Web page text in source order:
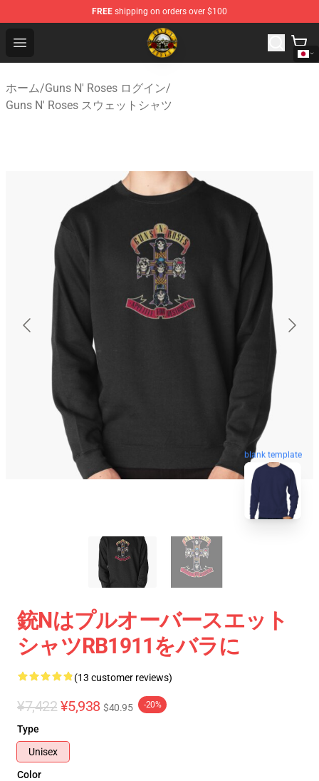
FREE shipping on orders over $100
Open menu
Guns N' Roses Store - Official Guns N' Roses
ホーム/Guns N' Roses ログイン/
Guns N' Roses スウェットシャツ
blank template
銃nはプルオーバースエット
シャツRB1911をバラに
(13 customer reviews)
¥7,422 ¥5,938 $40.95 -20%
Type
Unisex
Color